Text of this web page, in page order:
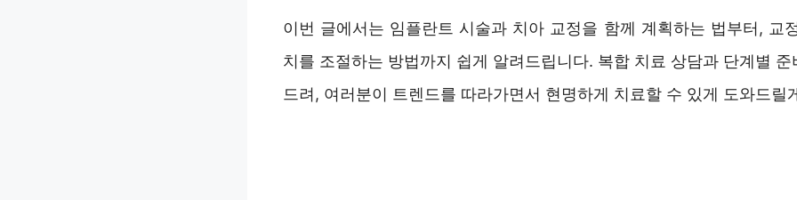
이번 글에서는 임플란트 시술과 치아 교정을 함께 계획하는 법부터, 교
치를 조절하는 방법까지 쉽게 알려드립니다. 복합 치료 상담과 단계별
드려, 여러분이 트렌드를 따라가면서 현명하게 치료할 수 있게 도와드릴